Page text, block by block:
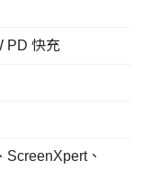
PD 快充
、